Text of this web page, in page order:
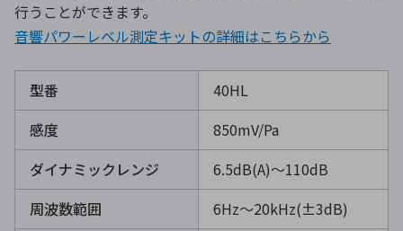
行うことができます。
音響パワーレベル測定キットの詳細はこちらから
型番
40HL
感度
850mV/Pa
ダイナミックレンジ
6.5dB(A)～110dB
周波数範囲
6Hz～20kHz(±3dB)